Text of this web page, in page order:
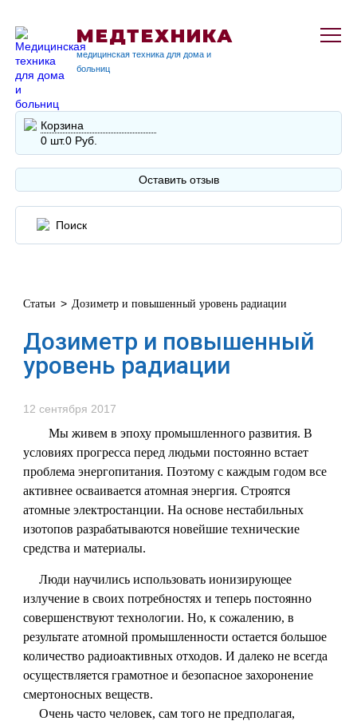
МЕДТЕХНИКА
медицинская техника для дома и
больниц
Корзина
0 шт.0 Руб.
Оставить отзыв
Статьи > Дозиметр и повышенный уровень радиации
Дозиметр и повышенный
уровень радиации
12 сентября 2017
Мы живем в эпоху промышленного развития. В
условиях прогресса перед людьми постоянно встает
проблема энергопитания. Поэтому с каждым годом все
активнее осваивается атомная энергия. Строятся
атомные электростанции. На основе нестабильных
изотопов разрабатываются новейшие технические
средства и материалы.
Люди научились использовать ионизирующее
излучение в своих потребностях и теперь постоянно
совершенствуют технологии. Но, к сожалению, в
результате атомной промышленности остается большое
количество радиоактивных отходов. И далеко не всегда
осуществляется грамотное и безопасное захоронение
смертоносных веществ.
Очень часто человек, сам того не предполагая,